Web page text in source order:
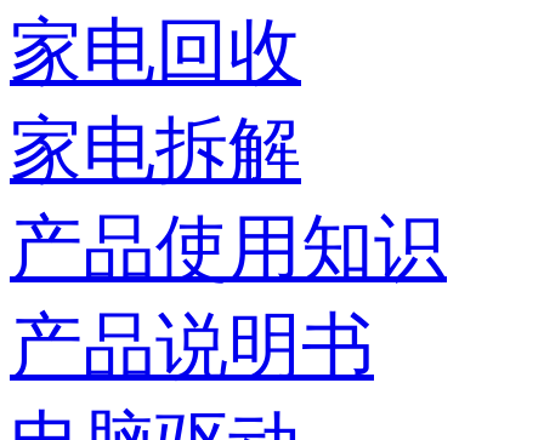
家电回收
家电拆解
产品使用知识
产品说明书